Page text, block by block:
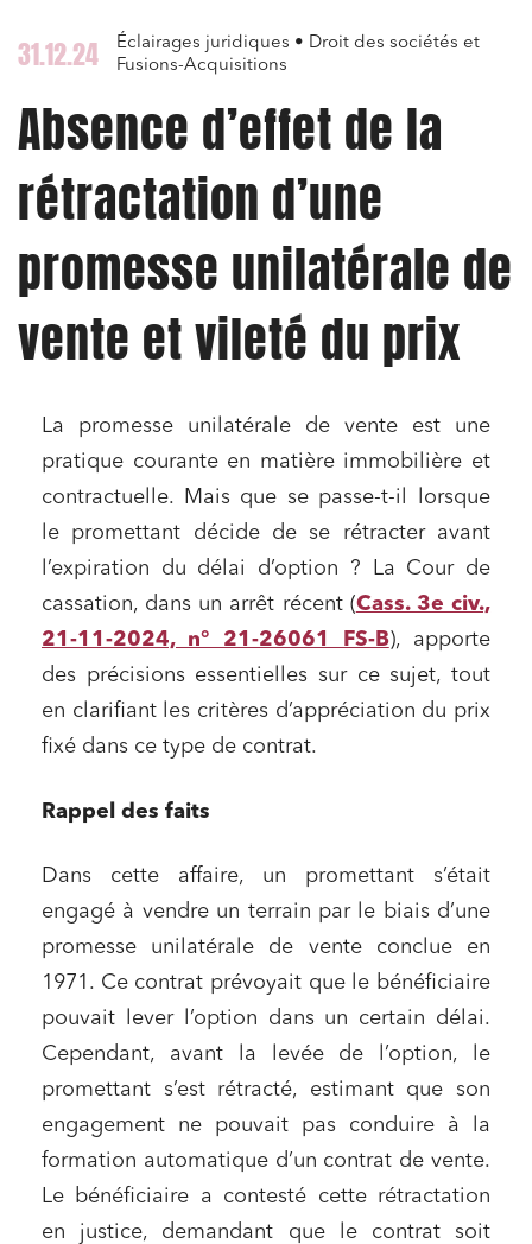
31.12.24
Éclairages juridiques • Droit des sociétés et
Fusions-Acquisitions
Absence d’effet de la
rétractation d’une
promesse unilatérale de
vente et vileté du prix
La promesse unilatérale de vente est une
pratique courante en matière immobilière et
contractuelle. Mais que se passe-t-il lorsque
le promettant décide de se rétracter avant
l’expiration du délai d’option ? La Cour de
cassation, dans un arrêt récent (Cass. 3e civ.,
21-11-2024, n° 21-26061 FS-B), apporte
des précisions essentielles sur ce sujet, tout
en clarifiant les critères d’appréciation du prix
fixé dans ce type de contrat.
Rappel des faits
Dans cette affaire, un promettant s’était
engagé à vendre un terrain par le biais d’une
promesse unilatérale de vente conclue en
1971. Ce contrat prévoyait que le bénéficiaire
pouvait lever l’option dans un certain délai.
Cependant, avant la levée de l’option, le
promettant s’est rétracté, estimant que son
engagement ne pouvait pas conduire à la
formation automatique d’un contrat de vente.
Le bénéficiaire a contesté cette rétractation
en justice, demandant que le contrat soit